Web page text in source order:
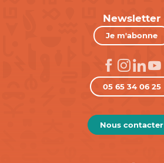
Newsletter
Je m'abonne
05 65 34 06 25
Nous contacter